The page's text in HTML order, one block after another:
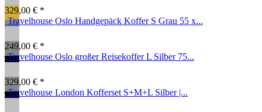
329,00 € *
Travelhouse Oslo Handgepäck Koffer S Grau 55 x...
249,00 € *
Travelhouse Oslo großer Reisekoffer L Silber 75...
329,00 € *
Travelhouse London Kofferset S+M+L Silber |...